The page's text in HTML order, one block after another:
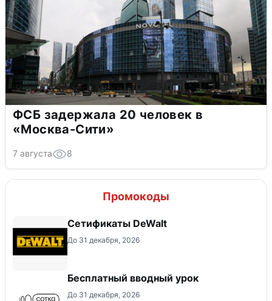
ФСБ задержала 20 человек в
«Москва-Сити»
7 августа 8
Промокоды
Сетификаты DeWalt
До 31 декабря, 2026
Бесплатный вводный урок
До 31 декабря, 2026